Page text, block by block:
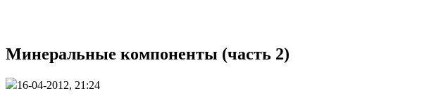
Минеральные компоненты (часть 2)
16-04-2012, 21:24